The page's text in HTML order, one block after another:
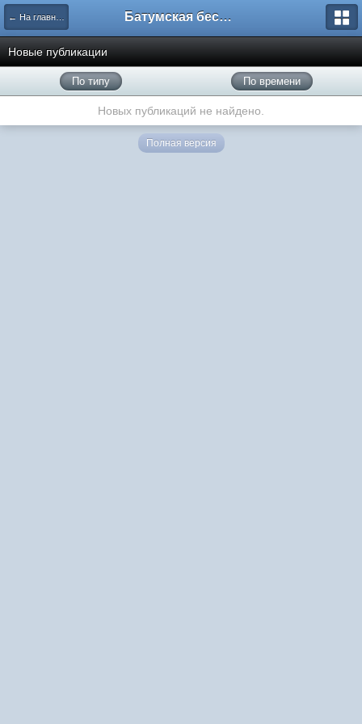
← На главную Батумская беседка
Новые публикации
По типу По времени
Новых публикаций не найдено.
Полная версия